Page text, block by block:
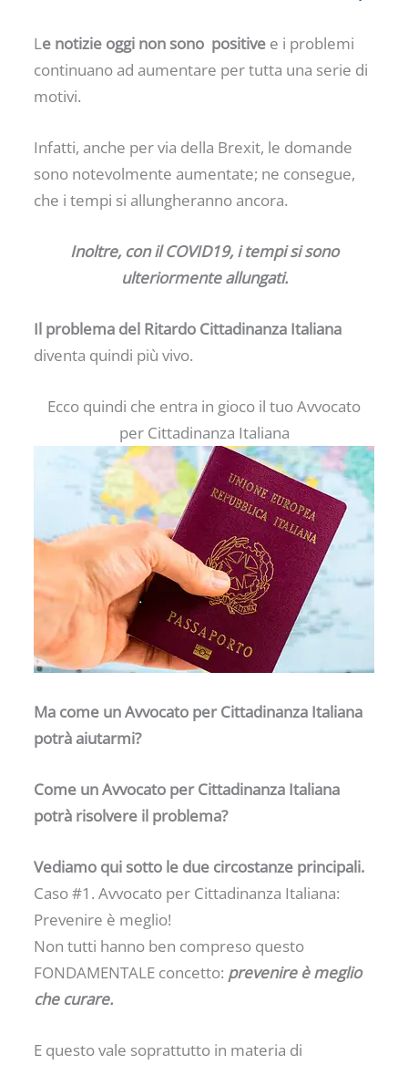
Le notizie oggi non sono positive e i problemi
continuano ad aumentare per tutta una serie di
motivi.
Infatti, anche per via della Brexit, le domande
sono notevolmente aumentate; ne consegue,
che i tempi si allungheranno ancora.
Inoltre, con il COVID19, i tempi si sono
ulteriormente allungati.
Il problema del Ritardo Cittadinanza Italiana
diventa quindi più vivo.
Ecco quindi che entra in gioco il tuo Avvocato
per Cittadinanza Italiana
Ma come un Avvocato per Cittadinanza Italiana
potrà aiutarmi?
Come un Avvocato per Cittadinanza Italiana
potrà risolvere il problema?
Vediamo qui sotto le due circostanze principali.
Caso #1. Avvocato per Cittadinanza Italiana:
Prevenire è meglio!
Non tutti hanno ben compreso questo
FONDAMENTALE concetto: prevenire è meglio
che curare.
E questo vale soprattutto in materia di